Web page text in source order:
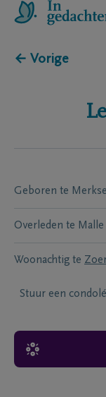
← Vorige
Geboren te
Overleden te Malle
Woonachtig te
Stuur een